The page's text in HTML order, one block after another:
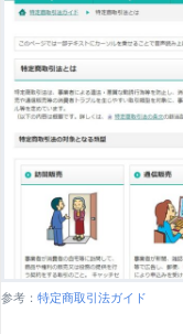
参考： 特定商取引法ガイド